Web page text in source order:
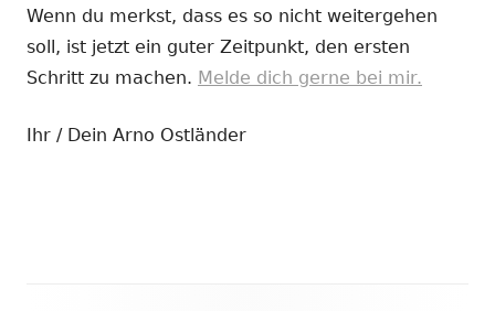
Wenn du merkst, dass es so nicht weitergehen
soll, ist jetzt ein guter Zeitpunkt, den ersten
Schritt zu machen. Melde dich gerne bei mir.
Ihr / Dein Arno Ostländer